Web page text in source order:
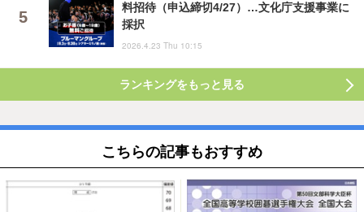
料招待（申込締切4/27）…文化庁支援事業に
採択
2026.4.23 Thu 10:15
ランキングをもっと見る
こちらの記事もおすすめ